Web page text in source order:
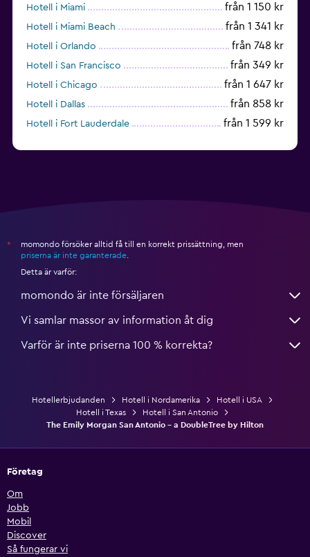
Hotell i Miami från 1 150 kr
Hotell i Miami Beach från 1 341 kr
Hotell i Orlando från 748 kr
Hotell i San Francisco från 349 kr
Hotell i Chicago från 1 647 kr
Hotell i Dallas från 858 kr
Hotell i Fort Lauderdale från 1 599 kr
*
momondo försöker alltid få till en korrekt prissättning, men
priserna är inte garanterade
Detta är varför:
momondo är inte försäljaren
Vi samlar massor av information åt dig
Varför är inte priserna 100 % korrekta?
Hotellerbjudanden Hotell i Nordamerika
Hotell i USA
Hotell i Texas
Hotell i San Antonio
The Emily Morgan San Antonio - a DoubleTree by Hilton
Företag
Om
Jobb
Mobil
Discover
Så fungerar vi